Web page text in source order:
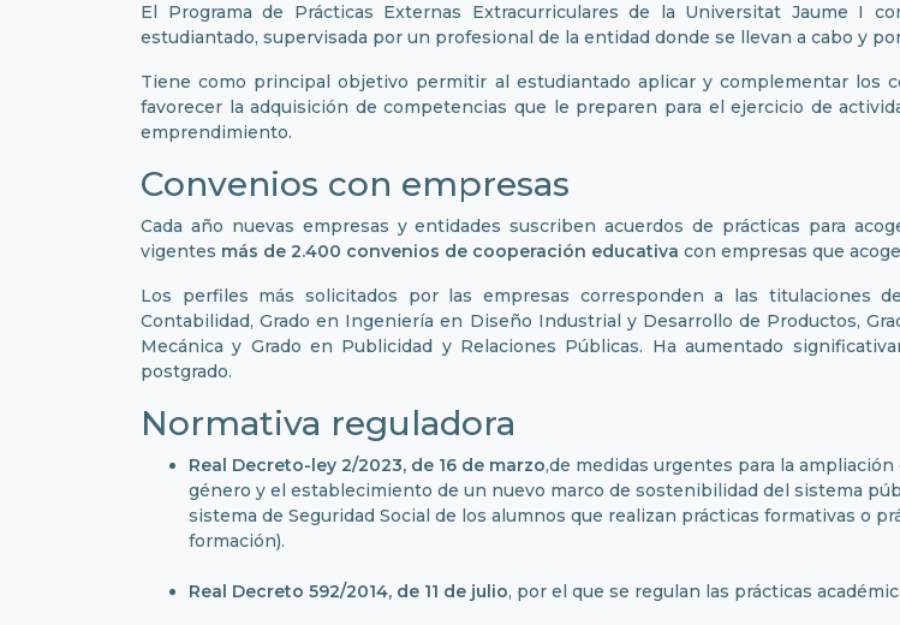
El Programa de Prácticas Externas Extracurriculares de la Universitat Jaume I
estudiantado, supervisada por un profesional de la entidad donde se llevan a cabo y
Tiene como principal objetivo permitir al estudiantado aplicar y complementar los
favorecer la adquisición de competencias que le preparen para el ejercicio de
emprendimiento.
Convenios con empresas
Cada año nuevas empresas y entidades suscriben acuerdos de prácticas para
vigentes más de 2.400 convenios de cooperación educativa con empresas que
Los perfiles más solicitados por las empresas corresponden a las titulaciones
Contabilidad, Grado en Ingeniería en Diseño Industrial y Desarrollo de Productos,
Mecánica y Grado en Publicidad y Relaciones Públicas. Ha aumentado
postgrado.
Normativa reguladora
Real Decreto-ley 2/2023, de 16 de marzo,de medidas urgentes para la
género y el establecimiento de un nuevo marco de sostenibilidad del sistema
sistema de Seguridad Social de los alumnos que realizan prácticas formativas o
formación).
Real Decreto 592/2014, de 11 de julio, por el que se regulan las prácticas